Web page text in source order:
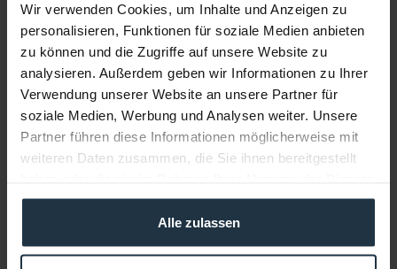
Wir verwenden Cookies, um Inhalte und Anzeigen zu
personalisieren, Funktionen für soziale Medien anbieten
zu können und die Zugriffe auf unsere Website zu
analysieren. Außerdem geben wir Informationen zu Ihrer
Verwendung unserer Website an unsere Partner für
soziale Medien, Werbung und Analysen weiter. Unsere
Partner führen diese Informationen möglicherweise mit
weiteren Daten zusammen, die Sie ihnen bereitgestellt
gesammelt haben.
Alle zulassen
Infos zu Hersteller & Produktsicherheit
Folgende Infos zum Hersteller sind verfübar......
Weitere Artikel von On Set Headsets ansehen